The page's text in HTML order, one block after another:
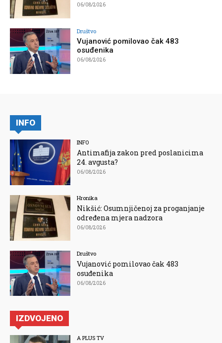
06/08/2026
Društvo
Vujanović pomilovao čak 483
osuđenika
06/08/2026
INFO
INFO
Antimafija zakon pred poslanicima
24. avgusta?
06/08/2026
Hronika
Nikšić: Osumnjičenoj za proganjanje
određena mjera nadzora
06/08/2026
Društvo
Vujanović pomilovao čak 483
osuđenika
06/08/2026
IZDVOJENO
A PLUS TV